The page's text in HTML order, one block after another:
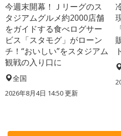
今週末開幕！Ｊリーグのス
タジアムグルメ約2000店舗
をガイドする食べログサー
ビス「スタモグ」がローン
チ！“おいしい”をスタジアム
観戦の入り口に
全国
2026年8月4日 14:50更新